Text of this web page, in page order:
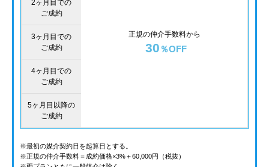
正規の仲介手数料から
30 ％OFF
2ヶ月目での
ご成約
3ヶ月目での
ご成約
4ヶ月目での
ご成約
5ヶ月目以降の
ご成約
※最初の媒介契約日を起算日とする。
※正規の仲介手数料＝成約価格×3%＋60,000円（税抜）